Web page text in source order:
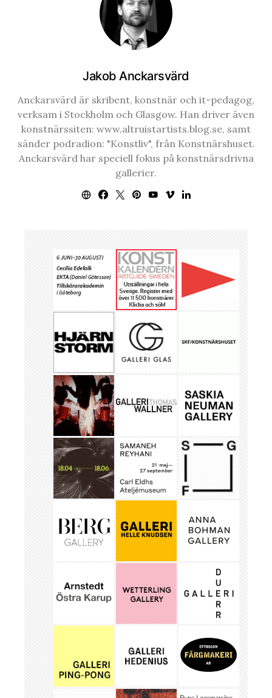
Jakob Anckarsvärd
Anckarsvärd är skribent, konstnär och it-pedagog,
verksam i Stockholm och Glasgow. Han driver även
konstnärssiten: www.altruistartists.blog.se, samt
sänder podradion: "Konstliv", från Konstnärshuset.
Anckarsvärd har speciell fokus på konstnärsdrivna
gallerier.